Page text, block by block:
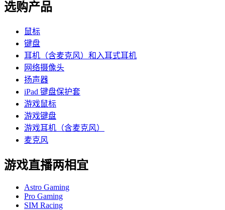
选购产品
鼠标
键盘
耳机（含麦克风）和入耳式耳机
网络摄像头
扬声器
iPad 键盘保护套
游戏鼠标
游戏键盘
游戏耳机（含麦克风）
麦克风
游戏直播两相宜
Astro Gaming
Pro Gaming
SIM Racing